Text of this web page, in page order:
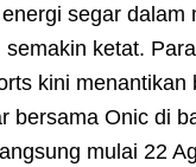
segar dalam
semakin ketat.
kini menantikan
bersama Onic di
mulai 22